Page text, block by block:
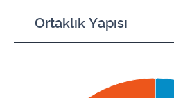
Ortaklık Yapısı